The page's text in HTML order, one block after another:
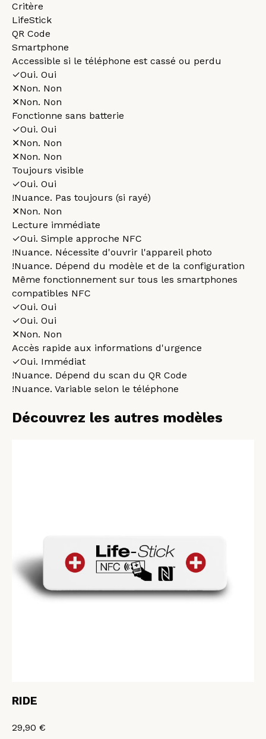
Critère
LifeStick
QR Code
Smartphone
Accessible si le téléphone est cassé ou perdu
✓Oui. Oui
✕Non. Non
✕Non. Non
Fonctionne sans batterie
✓Oui. Oui
✕Non. Non
✕Non. Non
Toujours visible
✓Oui. Oui
!Nuance. Pas toujours (si rayé)
✕Non. Non
Lecture immédiate
✓Oui. Simple approche NFC
!Nuance. Nécessite d'ouvrir l'appareil photo
!Nuance. Dépend du modèle et de la configuration
Même fonctionnement sur tous les smartphones
compatibles NFC
✓Oui. Oui
✓Oui. Oui
✕Non. Non
Accès rapide aux informations d'urgence
✓Oui. Immédiat
!Nuance. Dépend du scan du QR Code
!Nuance. Variable selon le téléphone
Découvrez les autres modèles
RIDE
29,90 €